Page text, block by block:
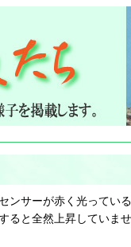
ンサーが赤く光ってい
ると全然上昇していま